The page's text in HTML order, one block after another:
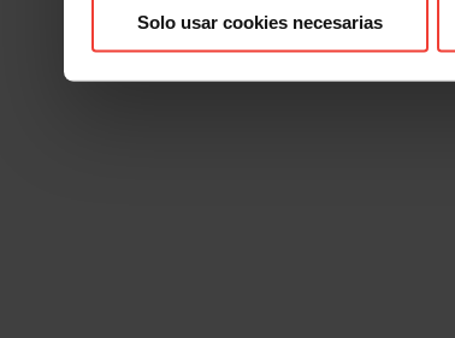
Solo usar cookies necesarias